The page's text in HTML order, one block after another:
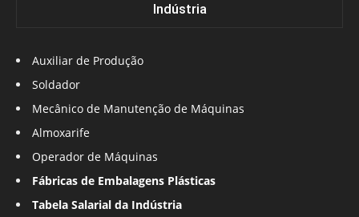
Indústria
Auxiliar de Produção
Soldador
Mecânico de Manutenção de Máquinas
Almoxarife
Operador de Máquinas
Fábricas de Embalagens Plásticas
Tabela Salarial da Indústria